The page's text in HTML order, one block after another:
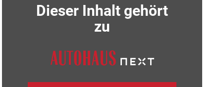
Dieser Inhalt gehört
zu